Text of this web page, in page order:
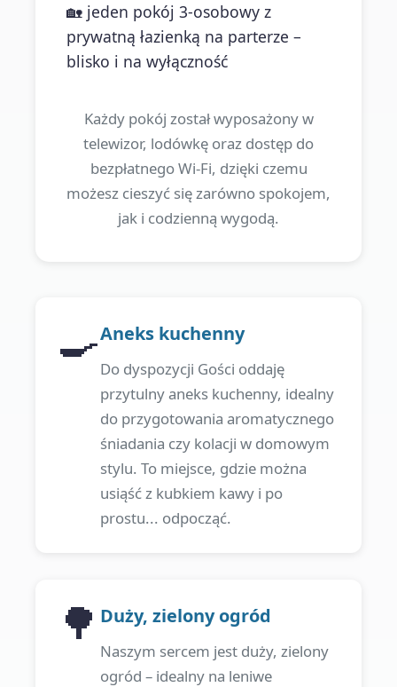
🏡 jeden pokój 3-osobowy z
prywatną łazienką na parterze –
blisko i na wyłączność
Każdy pokój został wyposażony w
telewizor, lodówkę oraz dostęp do
bezpłatnego Wi-Fi, dzięki czemu
możesz cieszyć się zarówno spokojem,
jak i codzienną wygodą.
🍳Aneks kuchenny
Do dyspozycji Gości oddaję
przytulny aneks kuchenny, idealny
do przygotowania aromatycznego
śniadania czy kolacji w domowym
stylu. To miejsce, gdzie można
usiąść z kubkiem kawy i po
prostu... odpocząć.
🌳 Duży, zielony ogród
Naszym sercem jest duży, zielony
ogród – idealny na leniwe